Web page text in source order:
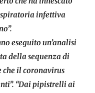
infettiva
eseguito un’analisi
della sequenza di
che il coronavirus
“Dai pipistrelli ai